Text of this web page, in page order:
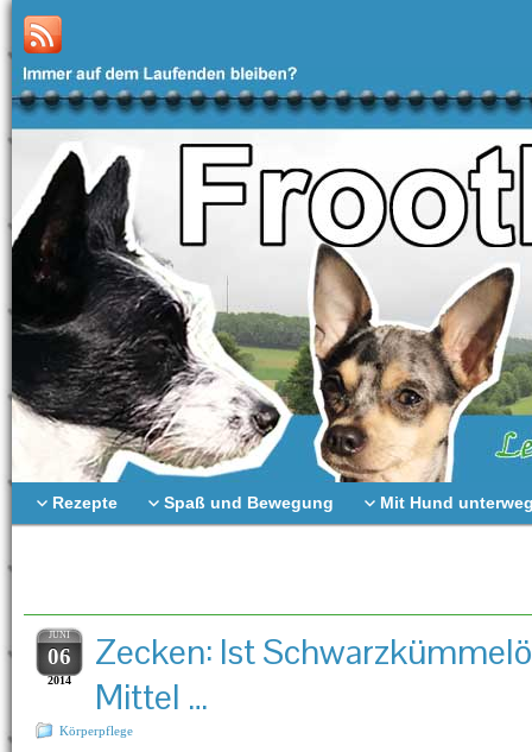
Rezepte Spaß und Bewegung Mit Hund
JUNI
06
2014
Zecken: Ist
Mittel …
Körperpflege